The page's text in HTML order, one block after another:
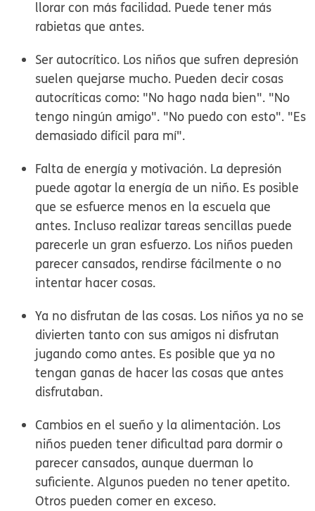
llorar con más facilidad. Puede tener más
rabietas que antes.
Ser autocrítico. Los niños que sufren depresión
suelen quejarse mucho. Pueden decir cosas
autocríticas como: "No hago nada bien". "No
tengo ningún amigo". "No puedo con esto". "Es
demasiado difícil para mí".
Falta de energía y motivación. La depresión
puede agotar la energía de un niño. Es posible
que se esfuerce menos en la escuela que
antes. Incluso realizar tareas sencillas puede
parecerle un gran esfuerzo. Los niños pueden
parecer cansados, rendirse fácilmente o no
intentar hacer cosas.
Ya no disfrutan de las cosas. Los niños ya no se
divierten tanto con sus amigos ni disfrutan
jugando como antes. Es posible que ya no
tengan ganas de hacer las cosas que antes
disfrutaban.
Cambios en el sueño y la alimentación. Los
niños pueden tener dificultad para dormir o
parecer cansados, aunque duerman lo
suficiente. Algunos pueden no tener apetito.
Otros pueden comer en exceso.